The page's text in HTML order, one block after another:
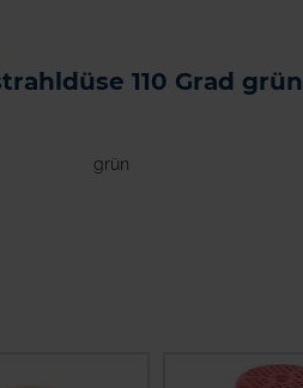
110 Grad grün
grün